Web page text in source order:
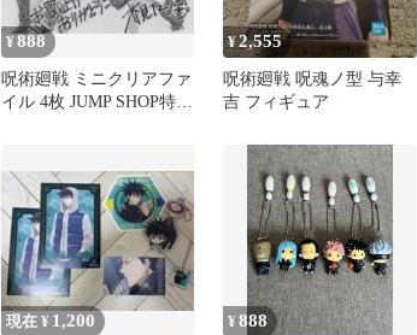
¥888
呪術廻戦 ミニクリアファ
イル 4枚 JUMP SHOP特
¥2,555
呪術廻戦 呪魂ノ型 与幸
吉 フィギュア
現在 ¥ 1,200 ¥888